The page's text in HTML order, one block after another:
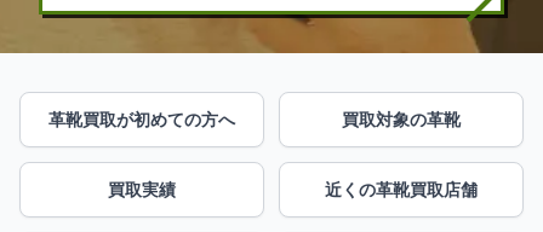
革靴買取が初めての方へ 買取対象の革靴
買取実績 近くの革靴買取店舗